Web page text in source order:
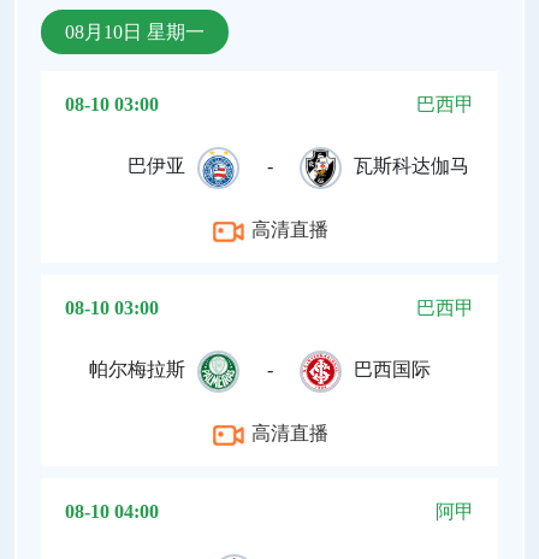
08月10日 星期一
08-10 03:00 巴西甲
巴伊亚 - 瓦斯科达伽马
高清直播
08-10 03:00 巴西甲
帕尔梅拉斯 - 巴西国际
高清直播
08-10 04:00 阿甲